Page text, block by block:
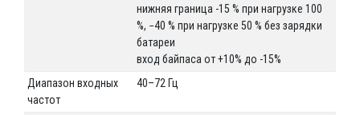
нижняя граница -15 % при нагрузке 100
%, −40 % при нагрузке 50 % без зарядки
батареи
вход байпаса от +10% до -15%
Диапазон входных
частот
40–72 Гц